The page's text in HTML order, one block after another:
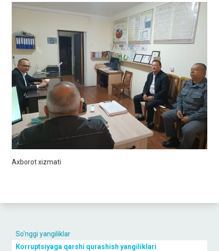
So'nggi yangiliklar
Korruptsiyaga qarshi qurashish yangiliklari
Axborot xizmati